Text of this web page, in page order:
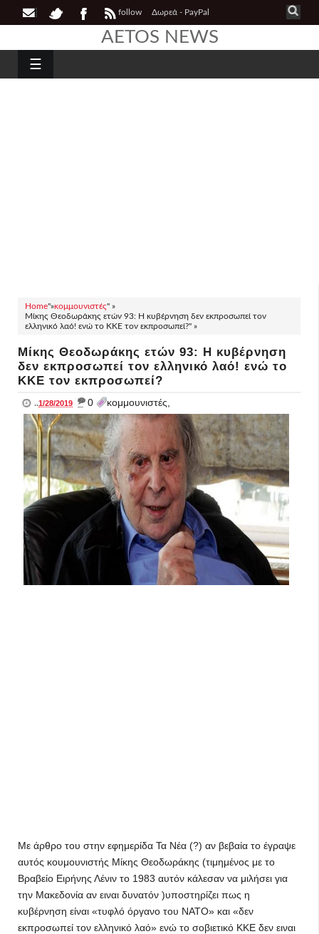
follow Δωρεά - PayPal
AETOS NEWS
☰
Home"»κομμουνιστές" »
Μίκης Θεοδωράκης ετών 93: Η κυβέρνηση δεν εκπροσωπεί τον
ελληνικό λαό! ενώ το ΚΚΕ τον εκπροσωπεί?" »
Μίκης Θεοδωράκης ετών 93: Η κυβέρνηση
δεν εκπροσωπεί τον ελληνικό λαό! ενώ το
ΚΚΕ τον εκπροσωπεί?
..1/28/2019 _ 0 κομμουνιστές,
Με άρθρο του στην εφημερίδα Τα Νέα (?) αν βεβαία το έγραψε
αυτός κουμουνιστής Μίκης Θεοδωράκης (τιμημένος με το
Βραβείο Ειρήνης Λένιν το 1983 αυτόν κάλεσαν να μιλήσει για
την Μακεδονία αν ειναι δυνατόν )υποστηρίζει πως η
κυβέρνηση είναι «τυφλό όργανο του ΝΑΤΟ» και «δεν
εκπροσωπεί τον ελληνικό λαό» ενώ το σοβιετικό ΚΚΕ δεν ειναι